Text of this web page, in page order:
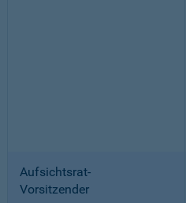
Aufsichtsrat-
Vorsitzender